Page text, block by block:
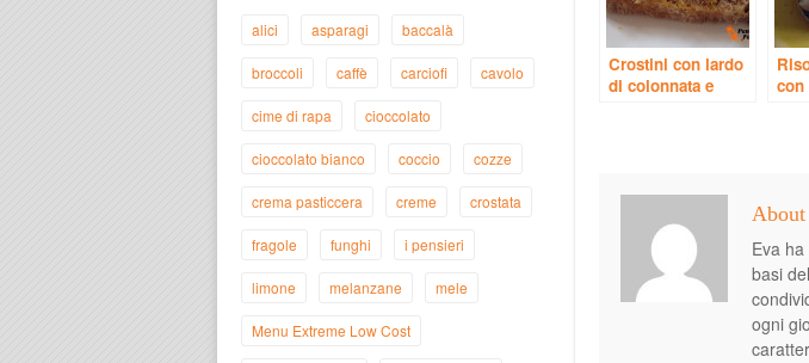
Crostini con lardo
di colonnata e
con
Eva
basi
ogni
alici asparagi baccalà
broccoli caffè carciofi cavolo
cime di rapa cioccolato
cioccolato bianco coccio cozze
crema pasticcera creme crostata
fragole funghi i pensieri
limone melanzane mele
Menu Extreme Low Cost